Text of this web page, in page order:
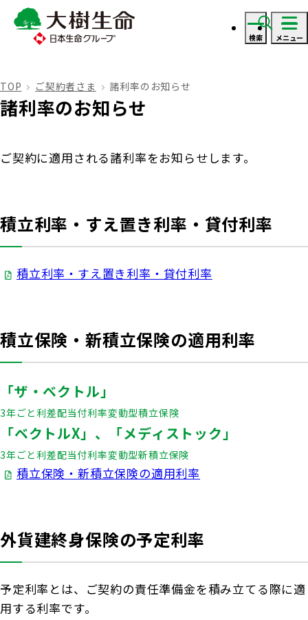
検索 メニュー
資料・見積り請求
ご契約者さま
書類の再発行
資金の引出し
保険料の払込み・貸付金のご返済
マイナンバーカードによるお手続き
その他のお手続き
外貨建保険の円換算レートについて
諸利率のお知らせ
保険をご検討のお客さま
探してみよう！あなたにぴったりな保険
生命保険商品一覧
損害保険商品
生命保険について知る
大樹あんしんナビゲーター
法人のお客さま
各都道府県中小企業団体中央会の会員の
皆さま
福利厚生制度関連
福利厚生制度等
ガイドブック「団体保険における保険金・給付金
各種照会・お手続きサービス）
団体年金制度
知る・楽しむ トップ
大樹生命ブログ
お金について知る
公的保障試算ツール
教育費シミュレーター
長生き診断
大樹生命について トップ
トップメッセージ
業績案内
サステナビリティ経営
よくある質問
TOP ご契約者さま 諸利率のお知らせ
諸利率のお知らせ
ご契約に適用される諸利率をお知らせします。
積立利率・すえ置き利率・貸付利率
積立利率・すえ置き利率・貸付利率
積立保険・新積立保険の適用利率
「ザ・ベクトル」
3年ごと利差配当付利率変動型積立保険
「ベクトルX」、「メディストック」
3年ごと利差配当付利率変動型新積立保険
積立保険・新積立保険の適用利率
外貨建終身保険の予定利率
予定利率とは、ご契約の責任準備金を積み立てる際に適
用する利率です。